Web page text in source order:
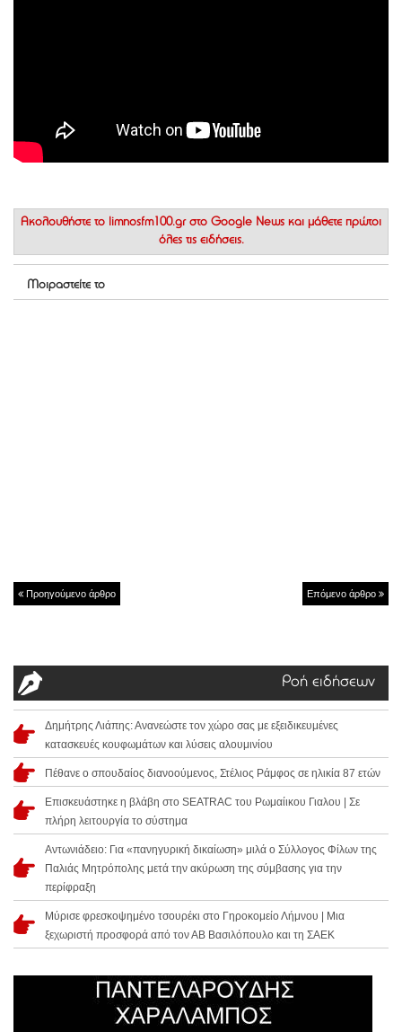
Ακολουθήστε το limnosfm100.gr στο Google News και μάθετε πρώτοι
όλες τις ειδήσεις.
Μοιραστείτε το
Προηγούμενο άρθρο Επόμενο άρθρο
Ροή ειδήσεων
Δημήτρης Λιάπης: Ανανεώστε τον χώρο σας με εξειδικευμένες
κατασκευές κουφωμάτων και λύσεις αλουμινίου
Πέθανε ο σπουδαίος διανοούμενος, Στέλιος Ράμφος σε ηλικία 87 ετών
Επισκευάστηκε η βλάβη στο SEATRAC του Ρωμαίικου Γιαλου | Σε
πλήρη λειτουργία το σύστημα
Αντωνιάδειο: Για «πανηγυρική δικαίωση» μιλά ο Σύλλογος Φίλων της
Παλιάς Μητρόπολης μετά την ακύρωση της σύμβασης για την
περίφραξη
Μύρισε φρεσκοψημένο τσουρέκι στο Γηροκομείο Λήμνου | Μια
ξεχωριστή προσφορά από τον ΑΒ Βασιλόπουλο και τη ΣΑΕΚ